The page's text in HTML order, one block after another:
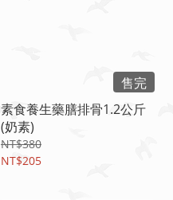
售完
素食養生藥膳排骨1.2公斤
(奶素)
NT$380
NT$205